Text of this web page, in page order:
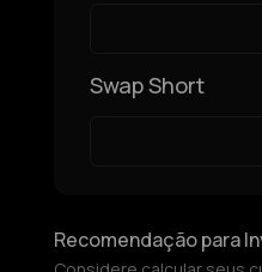
Swap Short
Recomendação para